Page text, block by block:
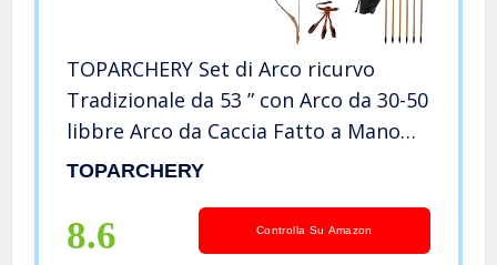
TOPARCHERY Set di Arco ricurvo
Tradizionale da 53 ” con Arco da 30-50
libbre Arco da Caccia Fatto a Mano
Arco Lungo con frecce in Legno 6X
per Le Braccia (45)
TOPARCHERY
8.6 Controlla Su Amazon